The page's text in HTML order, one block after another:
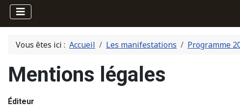
Vous êtes ici : Accueil Les manifestations Programme
Mentions légales
Éditeur